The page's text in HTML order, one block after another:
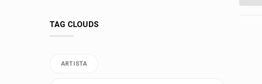
TAG CLOUDS
ARTISTA